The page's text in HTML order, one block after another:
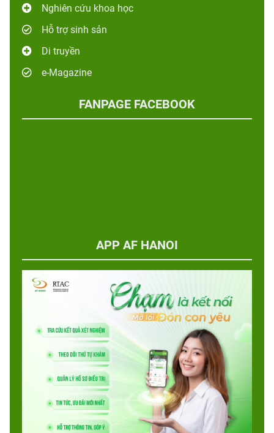
Nghiên cứu khoa học
Hỗ trợ sinh sản
Di truyền
e-Magazine
FANPAGE FACEBOOK
APP AF HANOI